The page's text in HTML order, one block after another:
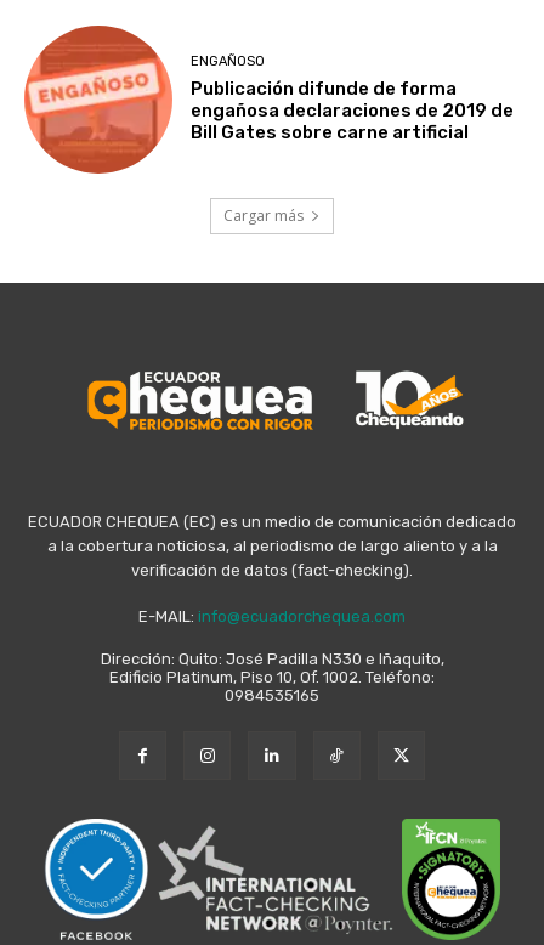
ENGAÑOSO
Publicación difunde de forma
engañosa declaraciones de 2019 de
Bill Gates sobre carne artificial
Cargar más
ECUADOR CHEQUEA (EC) es un medio de comunicación dedicado
a la cobertura noticiosa, al periodismo de largo aliento y a la
verificación de datos (fact-checking).
E-MAIL: info@ecuadorchequea.com
Dirección: Quito: José Padilla N330 e Iñaquito,
Edificio Platinum, Piso 10, Of. 1002. Teléfono:
0984535165